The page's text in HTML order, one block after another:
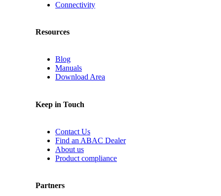
Connectivity
Resources
Blog
Manuals
Download Area
Keep in Touch
Contact Us
Find an ABAC Dealer
About us
Product compliance
Partners